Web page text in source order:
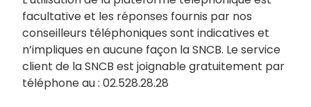
facultative et les réponses fournis par nos
conseilleurs téléphoniques sont indicatives et
n’impliques en aucune façon la SNCB. Le service
client de la SNCB est joignable gratuitement par
téléphone au : 02.528.28.28